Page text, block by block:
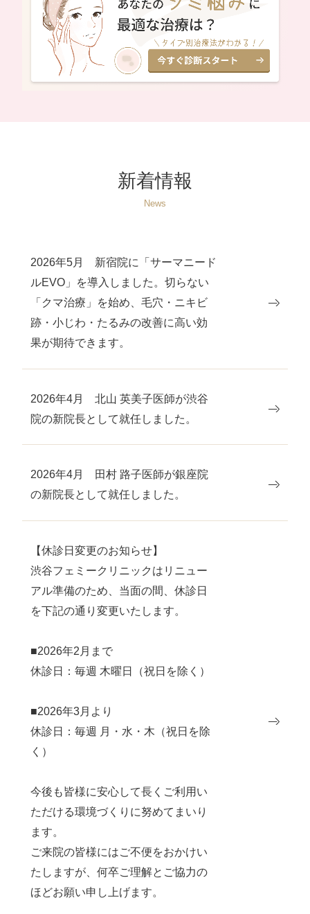
新着情報
News
2026年5月 新宿院に「サーマニード
ルEVO」を導入しました。切らない
「クマ治療」を始め、毛穴・ニキビ
跡・小じわ・たるみの改善に高い効
果が期待できます。
2026年4月 北山 英美子医師が渋谷
院の新院長として就任しました。
2026年4月 田村 路子医師が銀座院
の新院長として就任しました。
【休診日変更のお知らせ】
渋谷フェミークリニックはリニュー
アル準備のため、当面の間、休診日
を下記の通り変更いたします。
■2026年2月まで
休診日：毎週 木曜日（祝日を除く）
■2026年3月より
休診日：毎週 月・水・木（祝日を除
く）
今後も皆様に安心して長くご利用い
ただける環境づくりに努めてまいり
ます。
ご来院の皆様にはご不便をおかけい
たしますが、何卒ご理解とご協力の
ほどお願い申し上げます。